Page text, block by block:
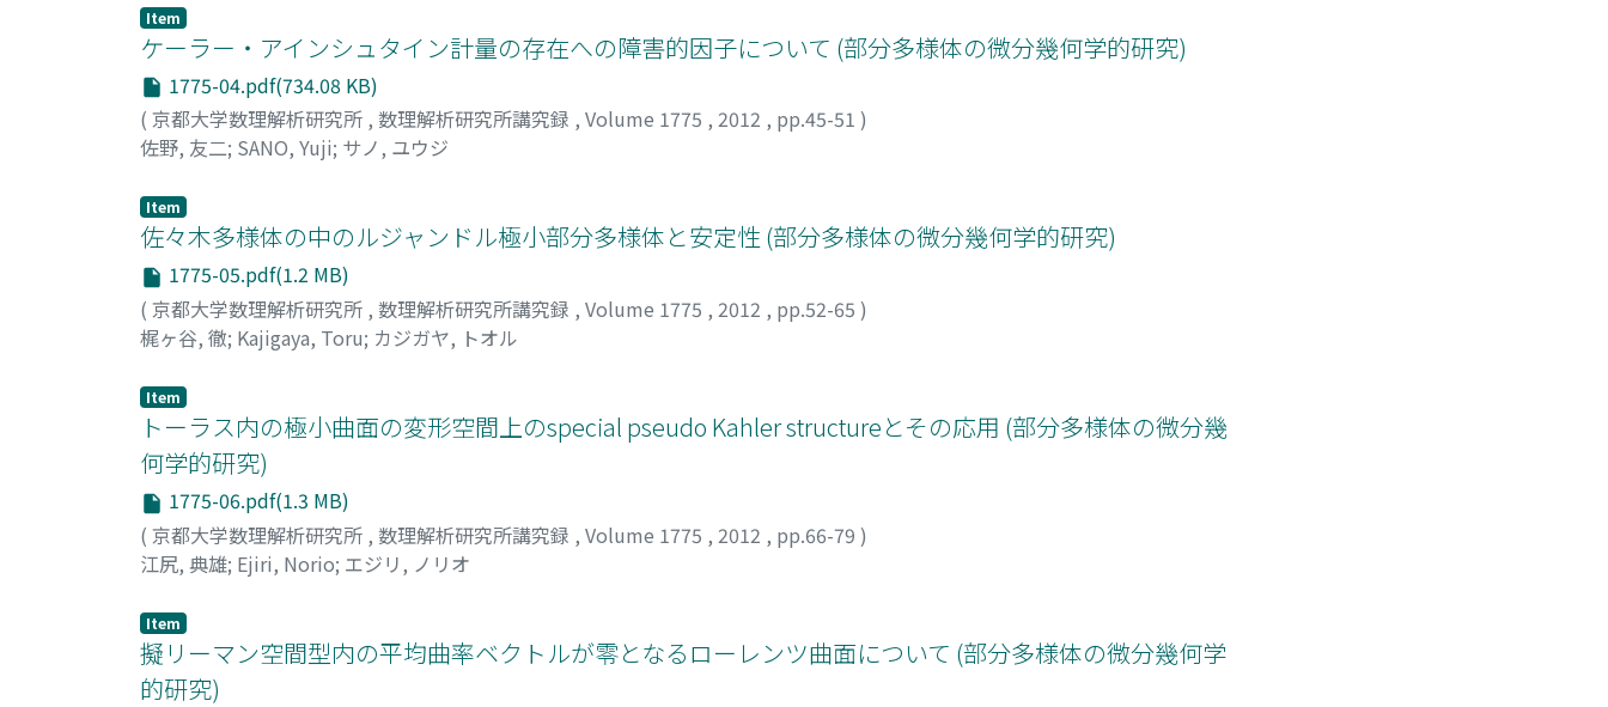
Item
ケーラー・アインシュタイン計量の存在への障害的因子について (部分多様体の微分幾何学的研究)
1775-04.pdf(734.08 KB)
( 京都大学数理解析研究所 , 数理解析研究所講究録 , Volume 1775 , 2012 , pp.45-51 )
佐野, 友二; SANO, Yuji; サノ, ユウジ
Item
佐々木多様体の中のルジャンドル極小部分多様体と安定性 (部分多様体の微分幾何学的研究)
1775-05.pdf(1.2 MB)
( 京都大学数理解析研究所 , 数理解析研究所講究録 , Volume 1775 , 2012 , pp.52-65 )
梶ヶ谷, 徹; Kajigaya, Toru; カジガヤ, トオル
Item
トーラス内の極小曲面の変形空間上のspecial pseudo Kahler structureとその応用 (部分多様体の微分幾
何学的研究)
1775-06.pdf(1.3 MB)
( 京都大学数理解析研究所 , 数理解析研究所講究録 , Volume 1775 , 2012 , pp.66-79 )
江尻, 典雄; Ejiri, Norio; エジリ, ノリオ
Item
擬リーマン空間型内の平均曲率ベクトルが零となるローレンツ曲面について (部分多様体の微分幾何学
的研究)